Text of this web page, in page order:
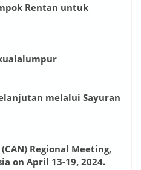
Rentan untuk
melalui Sayuran
Regional Meeting,
on April 13-19, 2024.